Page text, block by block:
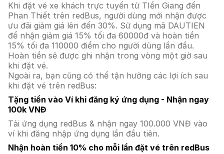
Khi đặt vé xe khách trực tuyến từ TIền Giang đến
Phan Thiết trên redBus, người dùng mới nhận được
ưu đãi giảm giá lên đến 30%. Sử dụng mã DAUTIEN
để nhận giảm giá 15% tối đa 60000đ và hoàn tiền
15% tối đa 110000 điểm cho người dùng lần đầu.
Hoàn tiền sẽ được ghi nhận trong vòng một giờ sau
khi đặt vé.
Ngoài ra, bạn cũng có thể tận hưởng các lợi ích sau
khi đặt vé trên redBus:
Tặng tiền vào Ví khi đăng ký ứng dụng - Nhận ngay
100k VNĐ
Tải ứng dụng redBus & nhận ngay 100.000 VNĐ vào
ví khi đăng nhập ứng dụng lần đầu tiên.
Nhận hoàn tiền 10% cho mỗi lần đặt vé trên redBus